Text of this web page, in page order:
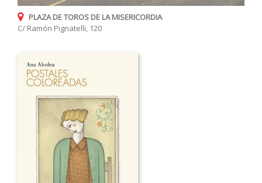
PLAZA DE TOROS DE LA MISERICORDIA
C/ Ramón Pignatelli, 120